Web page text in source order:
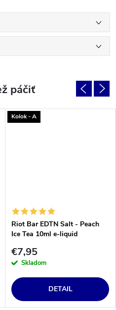
Kolok - A
Riot Bar EDTN Salt - Peach
Ice Tea 10ml e-liquid
€7,95
Skladom
DETAIL